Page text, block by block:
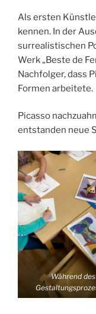
Als ersten
kennen. In der
surrealistischen
Werk „Beste de
Nachfolger, dass
Formen arbeitete.
Picasso
entstanden neue
Während des